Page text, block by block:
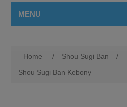
MENU
Home / Shou Sugi Ban
/
Shou Sugi Ban Kebony